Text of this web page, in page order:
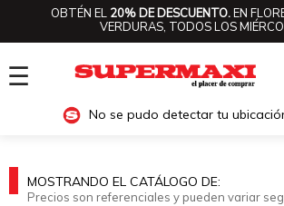
OBTÉN EL 20% DE DESCUENTO.EN
VERDURAS, TODOS LOS
☰
No se pudo detectar tu
MOSTRANDO EL CATÁLOGO DE:
Precios son referenciales y pueden variar